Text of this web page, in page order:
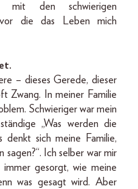
mit den schwierigen
vor die das Leben mich
– dieses Gerede, dieser
Zwang. In meiner Familie
Schwieriger war mein
„Was werden die
denkt sich meine Familie,
sagen?“. Ich selber war mir
gesorgt, wie meine
was gesagt wird. Aber